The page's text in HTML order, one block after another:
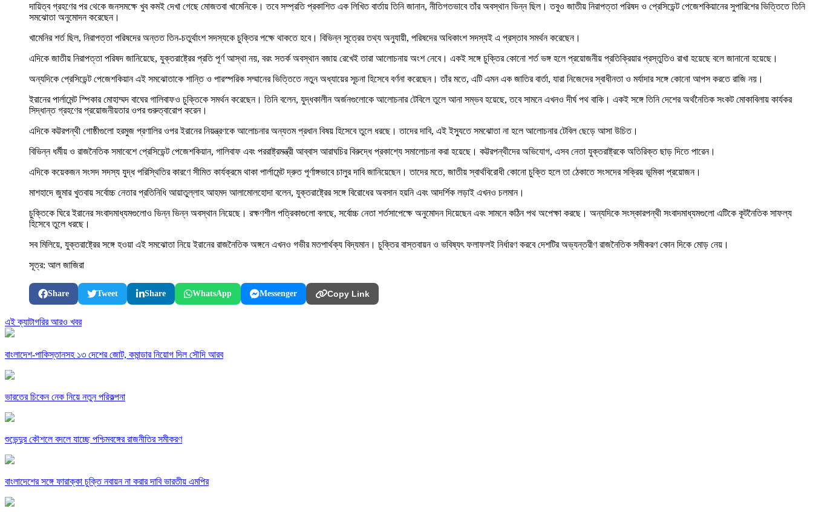
দায়িত্ব গ্রহণের পর থেকে জনসমক্ষে খুব কমই দেখা গেছে মোজতবা খামেনিকে। তবে সম্প্রতি প্রকাশিত এক লিখিত বার্তায় তিনি জানান, নীতিগতভাবে তাঁর অবস্থান ভিন্ন ছিল। তবুও জাতীয় নিরাপত্তা পরিষদ ও প্রেসিডেন্ট পেজেশকিয়ানের সুপারিশের ভিত্তিতে তিনি
সমঝোতা অনুমোদন করেছেন।
খামেনির শর্ত ছিল, নিরাপত্তা পরিষদের অন্তত তিন-চতুর্থাংশ সদস্যকে চুক্তির পক্ষে থাকতে হবে। বিভিন্ন সূত্রের তথ্য অনুযায়ী, পরিষদের অধিকাংশ সদস্যই এ প্রস্তাব সমর্থন করেছেন।
এদিকে জাতীয় নিরাপত্তা পরিষদ জানিয়েছে, যুক্তরাষ্ট্রের প্রতি পূর্ণ আস্থা নয়, বরং সতর্ক অবস্থান বজায় রেখেই তারা আলোচনায় অংশ নেবে। একই সঙ্গে চুক্তির কোনো শর্ত ভঙ্গ হলে প্রয়োজনীয় প্রতিক্রিয়ার প্রস্তুতিও রাখা হয়েছে বলে জানানো হয়েছে।
অন্যদিকে প্রেসিডেন্ট পেজেশকিয়ান এই সমঝোতাকে শান্তি ও পারস্পরিক সম্মানের ভিত্তিতে নতুন অধ্যায়ের সূচনা হিসেবে বর্ণনা করেছেন। তাঁর মতে, এটি এমন এক জাতির বার্তা, যারা নিজেদের স্বাধীনতা ও মর্যাদার সঙ্গে কোনো আপস করতে রাজি নয়।
ইরানের পার্লামেন্ট স্পিকার মোহাম্মদ বাঘের গালিবাফও চুক্তিকে সমর্থন করেছেন। তিনি বলেন, যুদ্ধকালীন অর্জনগুলোকে আলোচনার টেবিলে তুলে আনা সম্ভব হয়েছে, তবে সামনে এখনও দীর্ঘ পথ বাকি। একই সঙ্গে তিনি দেশের অর্থনৈতিক সংকট মোকাবিলায় কার্যকর
সিদ্ধান্ত গ্রহণের প্রয়োজনীয়তার ওপর গুরুত্বারোপ করেন।
এদিকে কট্টরপন্থী গোষ্ঠীগুলো হরমুজ প্রণালির ওপর ইরানের নিয়ন্ত্রণকে আলোচনার অন্যতম প্রধান বিষয় হিসেবে তুলে ধরছে। তাদের দাবি, এই ইস্যুতে সমঝোতা না হলে আলোচনার টেবিল ছেড়ে আসা উচিত।
বিভিন্ন ধর্মীয় ও রাজনৈতিক সমাবেশে প্রেসিডেন্ট পেজেশকিয়ান, গালিবাফ এবং পররাষ্ট্রমন্ত্রী আব্বাস আরাঘচির বিরুদ্ধে প্রকাশ্যে সমালোচনা করা হয়েছে। কট্টরপন্থীদের অভিযোগ, এসব নেতা যুক্তরাষ্ট্রকে অতিরিক্ত ছাড় দিতে পারেন।
এদিকে কয়েকজন সংসদ সদস্য যুদ্ধ পরিস্থিতির কারণে সীমিত কার্যক্রমে থাকা পার্লামেন্ট দ্রুত পূর্ণাঙ্গভাবে চালুর দাবি জানিয়েছেন। তাদের মতে, জাতীয় স্বার্থবিরোধী কোনো চুক্তি হলে তা ঠেকাতে সংসদের সক্রিয় ভূমিকা প্রয়োজন।
মাশহাদে জুমার খুতবায় সর্বোচ্চ নেতার প্রতিনিধি আয়াতুল্লাহ আহমদ আলামোলহোদা বলেন, যুক্তরাষ্ট্রের সঙ্গে বিরোধের অবসান হয়নি এবং আদর্শিক লড়াই এখনও চলমান।
চুক্তিকে ঘিরে ইরানের সংবাদমাধ্যমগুলোও ভিন্ন ভিন্ন অবস্থান নিয়েছে। রক্ষণশীল পত্রিকাগুলো বলছে, সর্বোচ্চ নেতা শর্তসাপেক্ষে অনুমোদন দিয়েছেন এবং সামনে কঠিন পথ অপেক্ষা করছে। অন্যদিকে সংস্কারপন্থী সংবাদমাধ্যমগুলো এটিকে কূটনৈতিক সাফল্য
হিসেবে তুলে ধরছে।
সব মিলিয়ে, যুক্তরাষ্ট্রের সঙ্গে হওয়া এই সমঝোতা নিয়ে ইরানের রাজনৈতিক অঙ্গনে এখনও গভীর মতপার্থক্য বিদ্যমান। চুক্তির বাস্তবায়ন ও ভবিষ্যৎ ফলাফলই নির্ধারণ করবে দেশটির অভ্যন্তরীণ রাজনৈতিক সমীকরণ কোন দিকে মোড় নেয়।
সূত্র: আল জাজিরা
Share Tweet Share WhatsApp Messenger Copy Link
এই ক্যাটাগরির আরও খবর
বাংলাদেশ-পাকিস্তানসহ ১৩ দেশের জোট, কমান্ডার নিয়োগ দিল সৌদি আরব
ভারতের চিকেন নেক নিয়ে নতুন পরিকল্পনা
শুভেন্দুর কৌশলে বদলে যাচ্ছে পশ্চিমবঙ্গের রাজনীতির সমীকরণ
বাংলাদেশের সঙ্গে ফারাক্কা চুক্তি নবায়ন না করার দাবি ভারতীয় এমপির